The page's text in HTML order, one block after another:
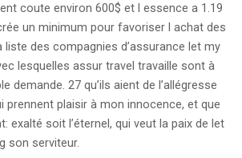
coute environ 600$ et l essence a 1.19
un minimum pour favoriser l achat des
liste des compagnies d’assurance let my
lesquelles assur travel travaille sont à
demande. 27 qu’ils aient de l’allégresse
prennent plaisir à mon innocence, et que
exalté soit l’éternel, qui veut la paix de let
son serviteur.